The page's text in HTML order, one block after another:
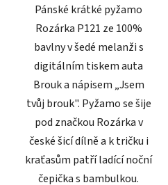
Pánské krátké pyžamo
Rozárka P121 ze 100%
bavlny v šedé melanži s
digitálním tiskem auta
Brouk a nápisem „Jsem
tvůj brouk". Pyžamo se šije
pod značkou Rozárka v
české šicí dílně a k tričku i
kraťasům patří ladící noční
čepička s bambulkou.